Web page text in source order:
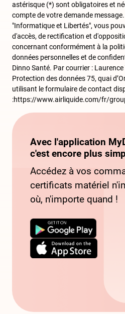
astérisque (*) sont obligatoires et
compte de votre demande
"Informatique et Libertés", vous
d'accès, de rectification et
concernant conformément à la
données personnelles et de
Dinno Santé. Par courrier :
Protection des données 75, quai
utilisant le formulaire de contact
:https://www.airliquide.com/fr/
Avec l'application
c'est encore plus
Accédez à vos
certificats matériel
où, n'importe quand !